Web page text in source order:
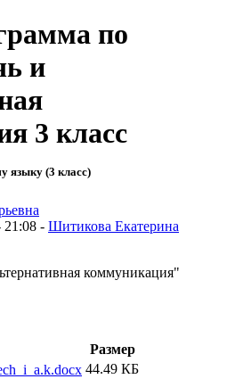
по
и
3 класс
языку (3 класс)
21:08 - Шитикова Екатерина
коммуникация"
Размер
44.49 КБ